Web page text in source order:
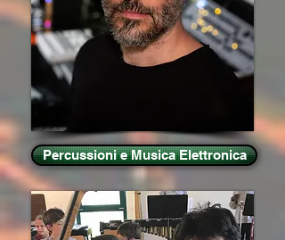
Percussioni e Musica Elettronica